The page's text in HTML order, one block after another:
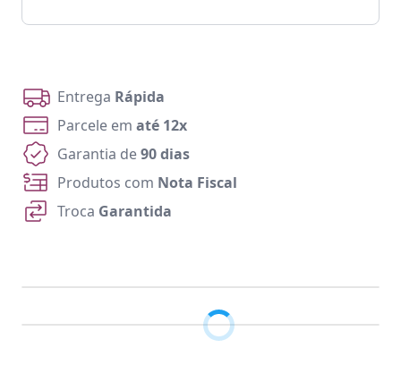
Entrega Rápida
Parcele em até 12x
Garantia de90 dias
Produtos com Nota Fiscal
Troca Garantida